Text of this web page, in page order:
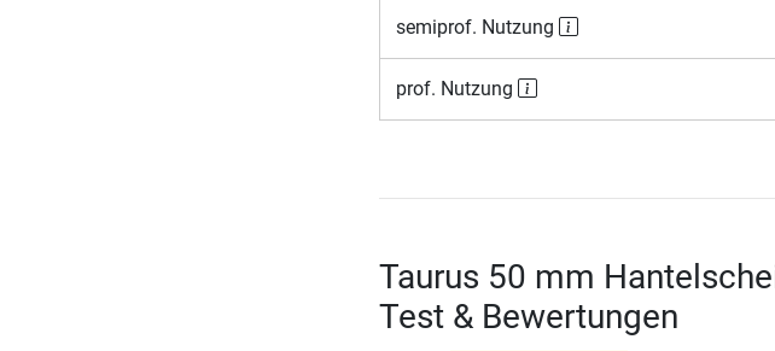
semiprof. Nutzung
prof. Nutzung
Taurus 50 mm
Test & Bewertungen